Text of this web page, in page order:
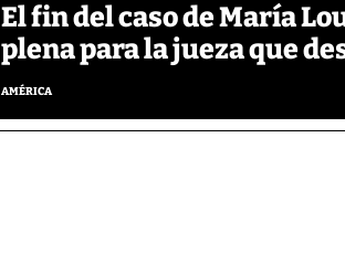
El fin del caso de María
plena para la jueza que
AMÉRICA